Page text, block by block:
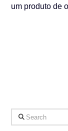
um produto de
Search